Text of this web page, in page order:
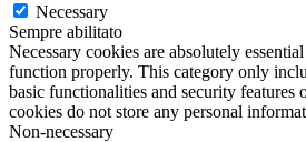
Necessary
Sempre abilitato
Necessary cookies are absolutely
function properly. This category only
basic functionalities and security features
cookies do not store any personal
Non-necessary